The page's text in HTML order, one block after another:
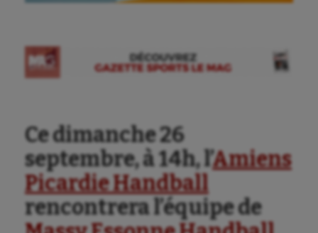
Ce dimanche 26
septembre, à 14h, l’Amiens
Picardie Handball
rencontrera l’équipe de